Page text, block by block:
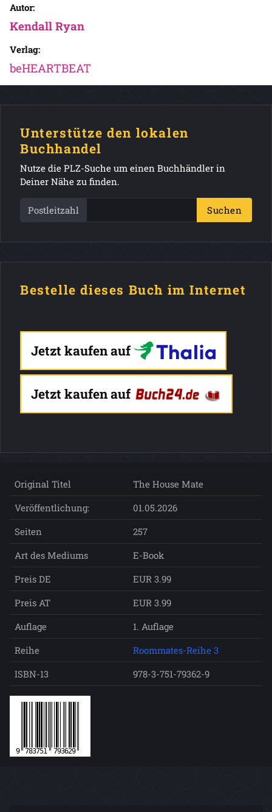
Autor:
Kendall Ryan
Verlag:
beHEARTBEAT
Unterstütze den lokalen
Buchhandel
Nutze die PLZ-Suche um einen Buchhändler in
Deiner Nähe zu finden.
Postleitzahl Suchen
Bestelle dieses Buch im Internet
Jetzt kaufen auf
Jetzt kaufen auf
Original Titel
The House Mate
Veröffentlichung:
01.05.2026
Seiten
257
Art des Mediums
E-Book
Preis DE
EUR 3.99
Preis AT
EUR 3.99
Auflage
1. Auflage
Reihe
Roommates-Reihe 3
ISBN-13
978-3-751-79362-9